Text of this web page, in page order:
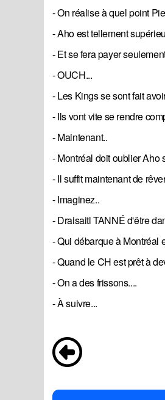
- On réalise à quel point
- Aho est tellement
- Et se fera payer
- OUCH...
- Les Kings se sont fait
- Ils vont vite se rendre
- Maintenant..
- Montréal doit oublier Aho
- Il suffit maintenant de
- Imaginez..
- Draisaitl TANNÉ d'être
- Qui débarque à Montréal
- Quand le CH est prêt à
- On a des frissons....
- À suivre...